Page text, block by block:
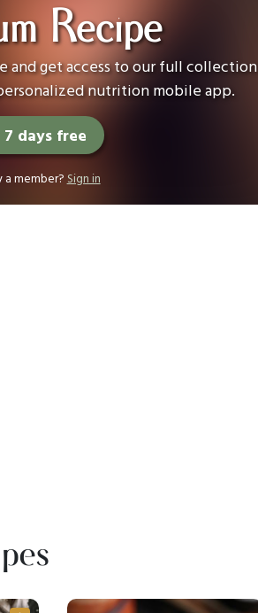
Recipe
and get access to our full collection
nutrition mobile app.
days free
a member? Sign in